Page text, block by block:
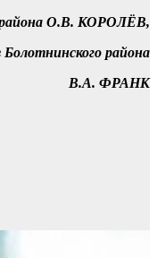
района О.В. КОРОЛЁВ,
района
В.А. ФРАНК